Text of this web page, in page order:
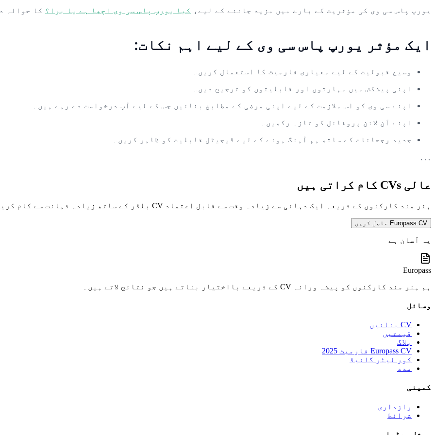
یورپ پاس سی وی کی مؤثریت کے بارے میں مزید جاننے کے لیے، کیا یورپ پاس سی وی اچھا ہے یا برا؟ کا حوالہ
ایک مؤثر یورپ پاس سی وی کے لیے اہم نکات:
وسیع قبولیت کے لیے معیاری فارمیٹ کا استعمال کریں۔
اپنی پیشکش میں مہارتوں اور قابلیتوں کو ترجیح دیں۔
اپنے سی وی کو اس ملازمت کے لیے اپنی مرضی کے مطابق بنائیں جس کے لیے آپ درخواست دے رہے ہیں۔
اپنے آن لائن پروفائل کو تازہ رکھیں۔
جدید رجحانات کے ساتھ ہم آہنگ ہونے کے لیے ڈیجیٹل قابلیت کو ظاہر کریں۔
```
عالی CVs کام کراتی ہیں
ہنر مند کارکنوں کے ذریعہ ایک دہائی سے زیادہ وقت سے قابل اعتماد CV بلڈر کے ساتھ زیادہ ذہانت سے کام کریں۔
Europass CV حاصل کریں
یہ آسان ہے
Europass
ہم ہنر مند کارکنوں کو پیشہ ورانہ CV کے ذریعے بااختیار بناتے ہیں جو نتائج لاتے ہیں۔
وسائل
CV بنائیں
قیمتیں
بلاگ
Europass CV فارمیٹ 2025
کور لیٹر گائیڈ
مدد
کمپنی
رازداری
شرائط